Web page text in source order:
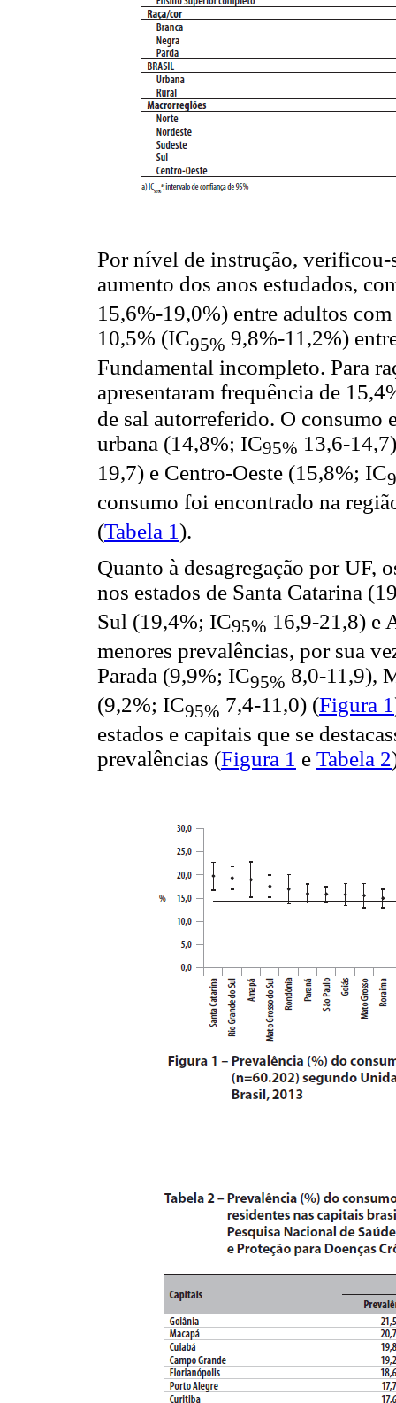
Por nível de instrução, verificou-
aumento dos anos estudados,
15,6%-19,0%) entre adultos
10,5% (IC95% 9,8%-11,2%)
Fundamental incompleto. Para
apresentaram frequência de
de sal autorreferido. O consumo
urbana (14,8%; IC95% 13,6-
19,7) e Centro-Oeste (15,8%; IC
consumo foi encontrado na
(Tabela 1).
Quanto à desagregação por UF,
nos estados de Santa Catarina
Sul (19,4%; IC95% 16,9-21,8) e
menores prevalências, por sua
Parada (9,9%; IC95% 8,0-11,9),
(9,2%; IC95% 7,4-11,0) (Figura 1
estados e capitais que se
prevalências (Figura 1 e Tabela 2